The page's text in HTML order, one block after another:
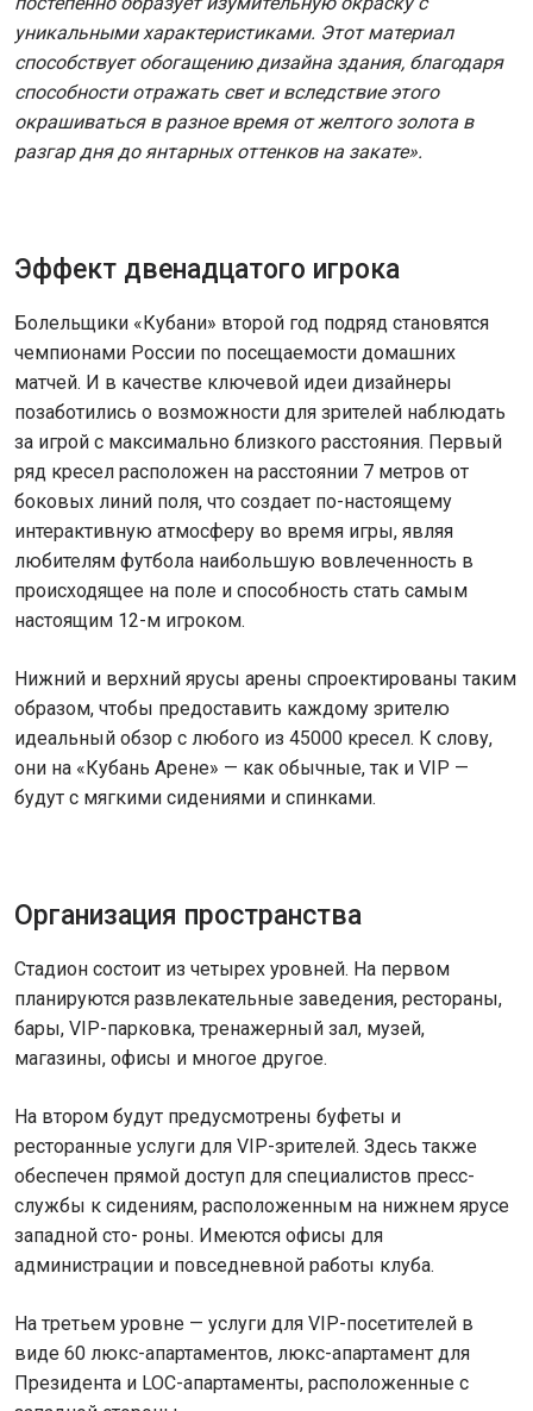
уникальными характеристиками. Этот материал
способствует обогащению дизайна здания, благодаря
способности отражать свет и вследствие этого
окрашиваться в разное время от желтого золота в
разгар дня до янтарных оттенков на закате».
Эффект двенадцатого игрока
Болельщики «Кубани» второй год подряд становятся
чемпионами России по посещаемости домашних
матчей. И в качестве ключевой идеи дизайнеры
позаботились о возможности для зрителей наблюдать
за игрой с максимально близкого расстояния. Первый
ряд кресел расположен на расстоянии 7 метров от
боковых линий поля, что создает по-настоящему
интерактивную атмосферу во время игры, являя
любителям футбола наибольшую вовлеченность в
происходящее на поле и способность стать самым
настоящим 12-м игроком.
Нижний и верхний ярусы арены спроектированы таким
образом, чтобы предоставить каждому зрителю
идеальный обзор с любого из 45000 кресел. К слову,
они на «Кубань Арене» — как обычные, так и VIP —
будут с мягкими сидениями и спинками.
Организация пространства
Стадион состоит из четырех уровней. На первом
планируются развлекательные заведения, рестораны,
бары, VIP-парковка, тренажерный зал, музей,
магазины, офисы и многое другое.
На втором будут предусмотрены буфеты и
ресторанные услуги для VIP-зрителей. Здесь также
обеспечен прямой доступ для специалистов пресс-
службы к сидениям, расположенным на нижнем ярусе
западной сто- роны. Имеются офисы для
администрации и повседневной работы клуба.
На третьем уровне — услуги для VIP-посетителей в
виде 60 люкс-апартаментов, люкс-апартамент для
Президента и LOC-апартаменты, расположенные с